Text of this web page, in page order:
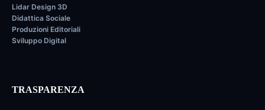
Lidar Design 3D
Didattica Sociale
Produzioni Editoriali
Sviluppo Digital
TRASPARENZA